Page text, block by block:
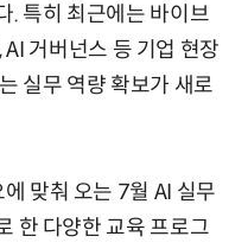
. 특히 최근에는 바이브
거버넌스 등 기업 현장
실무 역량 확보가 새로
맞춰 오는 7월 AI 실무
한 다양한 교육 프로그